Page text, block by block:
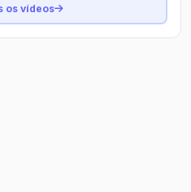
os vídeos